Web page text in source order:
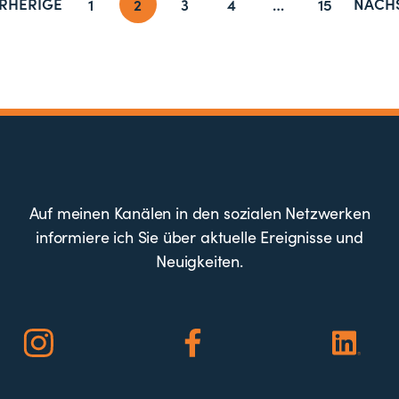
Auf meinen Kanälen in den sozialen Netzwerken
informiere ich Sie über aktuelle Ereignisse und
Neuigkeiten.